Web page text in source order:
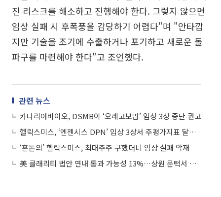
진 리스크를 해소하고 진행해야 한다. 그렇지 않으면
임상 실패 시 후폭풍을 감당하기 어렵다"며 "안타깝
지만 기술을 조기에 수출하거나 포기하고 새로운 돌
파구를 마련해야 한다"고 조언했다.
관련 뉴스
카나리아바이오, DSMB이 ‘오레고보맙’ 임상 3상 중단 권고
헬릭스미스, ‘엔젠시스 DPN’ 임상 3상서 주평가지표 달성 실패
‘혼돈의’ 헬릭스미스, 최대주주 구했더니 임상 실패 악재
美 클래리티 법안 연내 통과 가능성 13%…상원 문턱서 제동